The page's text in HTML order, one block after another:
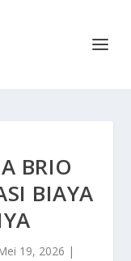
BRIO
BIAYA
19, 2026 |